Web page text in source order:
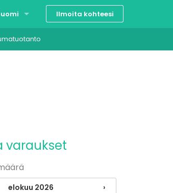
Ilmoita kohteesi
varaukset
elokuu 2026 ›